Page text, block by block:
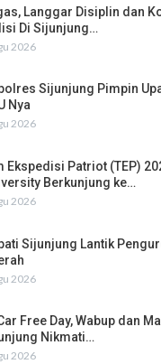
Langgar Disiplin dan
Di Sijunjung…
2026
Sijunjung Pimpin
Nya
2026
Ekspedisi Patriot (TEP)
Berkunjung ke…
2026
Sijunjung Lantik
2026
Free Day, Wabup dan
Nikmati…
2026